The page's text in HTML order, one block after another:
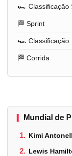
🏎️ Classificação
🏁 Sprint
🏎️ Classificação
🏁 Corrida
Mundial de
1. Kimi
2. Lewis